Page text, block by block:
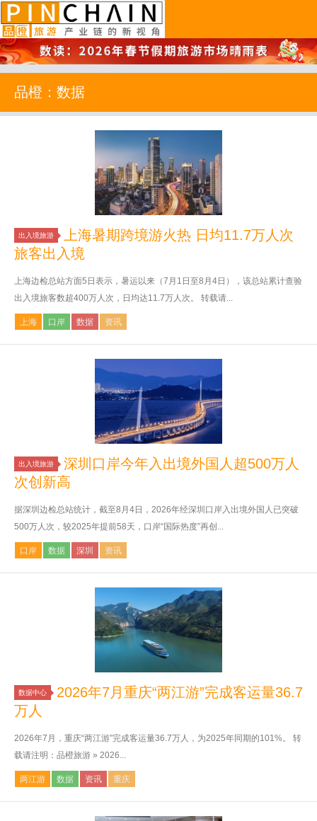
品橙旅游
品橙：数据
出入境旅游
上海暑期跨境游火热 日均11.7万人次
旅客出入境
上海边检总站方面5日表示，暑运以来（7月1日至8月4日），该总站累计查验
出入境旅客数超400万人次，日均达11.7万人次。 转载请...
上海 口岸 数据 资讯
出入境旅游
深圳口岸今年入出境外国人超500万人
次创新高
据深圳边检总站统计，截至8月4日，2026年经深圳口岸入出境外国人已突破
500万人次，较2025年提前58天，口岸“国际热度”再创...
口岸 数据 深圳 资讯
数据中心
2026年7月重庆“两江游”完成客运量36.7
万人
2026年7月，重庆“两江游”完成客运量36.7万人，为2025年同期的101%。 转
载请注明：品橙旅游 » 2026...
两江游 数据 资讯 重庆